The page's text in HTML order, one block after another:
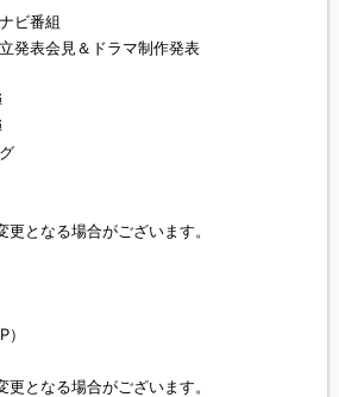
ビ番組
発表会見＆ドラマ制作発表
となる場合がございます。
となる場合がございます。